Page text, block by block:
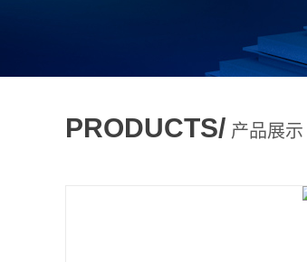
PRODUCTS/ 产品展示